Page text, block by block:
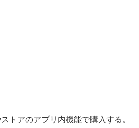
トアのアプリ内機能で購入する。